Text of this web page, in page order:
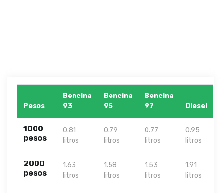
Pesos
Bencina
93
Bencina
95
Bencina
97
Diesel
1000
pesos
0.81
litros
0.79
litros
0.77
litros
0.95
litros
2000
pesos
1.63
litros
1.58
litros
1.53
litros
1.91
litros